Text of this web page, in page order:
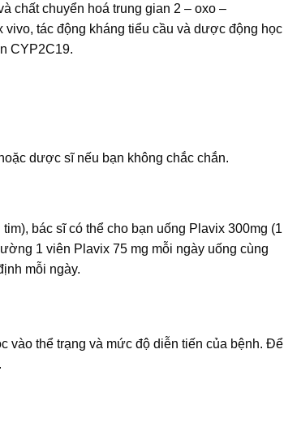
chất chuyển hoá trung gian 2 – oxo –
tác động kháng tiểu cầu và dược động học
CYP2C19.
dược sĩ nếu bạn không chắc chắn.
bác sĩ có thể cho bạn uống Plavix 300mg (1
1 viên Plavix 75 mg mỗi ngày uống cùng
mỗi ngày.
vào thể trạng và mức độ diễn tiến của bệnh. Để